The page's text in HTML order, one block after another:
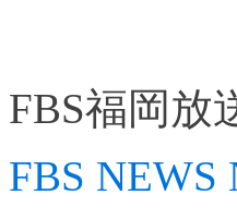
FBS福岡放
FBS NEWS